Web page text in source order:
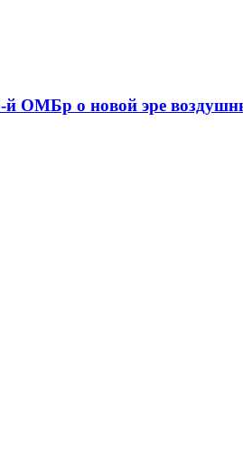
й ОМБр о новой эре